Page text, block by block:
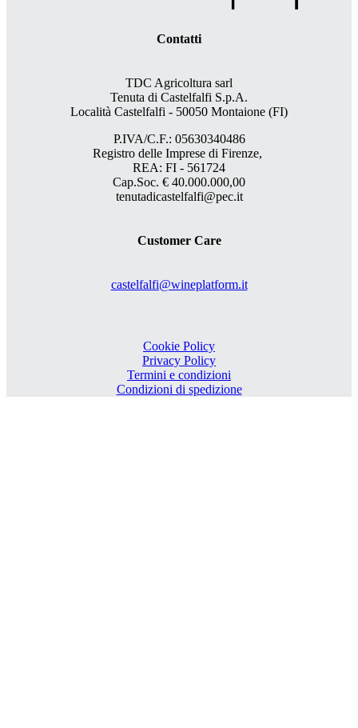
Contatti
TDC Agricoltura sarl
Tenuta di Castelfalfi S.p.A.
Località Castelfalfi - 50050 Montaione (FI)
P.IVA/C.F.: 05630340486
Registro delle Imprese di Firenze,
REA: FI - 561724
Cap.Soc. € 40.000.000,00
tenutadicastelfalfi@pec.it
Customer Care
castelfalfi@wineplatform.it
Cookie Policy
Privacy Policy
Termini e condizioni
Condizioni di spedizione